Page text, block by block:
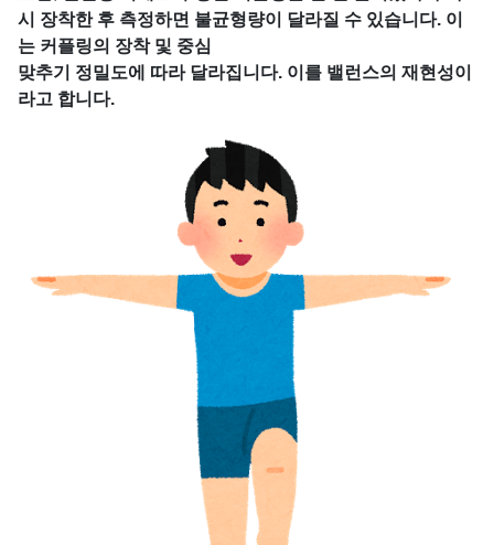
시 장착한 후 측정하면 불균형량이 달라질 수 있습니다. 이
는 커플링의 장착 및 중심
맞추기 정밀도에 따라 달라집니다. 이를 밸런스의 재현성이
라고 합니다.